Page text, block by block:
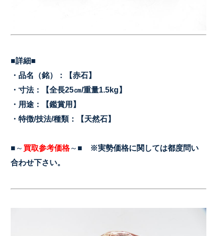
■詳細■
・品名（銘）：【赤石】
・寸法：【全長25㎝/重量1.5kg 】
・用途：【鑑賞用】
・特徴/技法/種類：【天然石】
■～ 買取参考価格～■ ※実勢価格に関しては都度問い
合わせ下さい。